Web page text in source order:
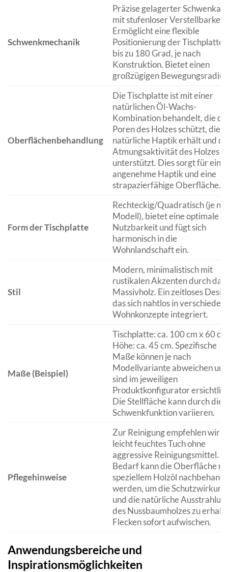
Schwenkmechanik
Präzise gelagerter
mit stufenloser Verstellbarkeit.
Ermöglicht eine flexible
Positionierung der Tischplatte
bis zu 180 Grad, je nach
Konstruktion. Bietet einen
großzügigen
Oberflächenbehandlung
Die Tischplatte ist mit einer
natürlichen Öl-Wachs-
Kombination behandelt, die
Poren des Holzes schützt, die
natürliche Haptik erhält und
Atmungsaktivität des Holzes
unterstützt. Dies sorgt für eine
angenehme Haptik und eine
strapazierfähige Oberfläche.
Form der Tischplatte
Rechteckig/Quadratisch (je
Modell), bietet eine optimale
Nutzbarkeit und fügt sich
harmonisch in die
Wohnlandschaft ein.
Stil
Modern, minimalistisch mit
rustikalen Akzenten durch das
Massivholz. Ein zeitloses
das sich nahtlos in
Wohnkonzepte integriert.
Maße (Beispiel)
Tischplatte: ca. 100 cm x 60
Höhe: ca. 45 cm. Spezifische
Maße können je nach
Modellvariante abweichen und
sind im jeweiligen
Produktkonfigurator
Die Stellfläche kann durch die
Schwenkfunktion variieren.
Pflegehinweise
Zur Reinigung empfehlen wir
leicht feuchtes Tuch ohne
aggressive Reinigungsmittel.
Bedarf kann die Oberfläche
speziellem Holzöl
werden, um die Schutzwirkung
und die natürliche
des Nussbaumholzes zu
Flecken sofort aufwischen.
Anwendungsbereiche und
Inspirationsmöglichkeiten